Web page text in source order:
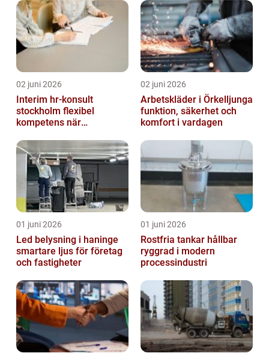
02 juni 2026
Interim hr-konsult
stockholm flexibel
kompetens när
02 juni 2026
Arbetskläder i Örkelljunga
funktion, säkerhet och
komfort i vardagen
01 juni 2026
Led belysning i haninge
smartare ljus för företag
och fastigheter
01 juni 2026
Rostfria tankar hållbar
ryggrad i modern
processindustri